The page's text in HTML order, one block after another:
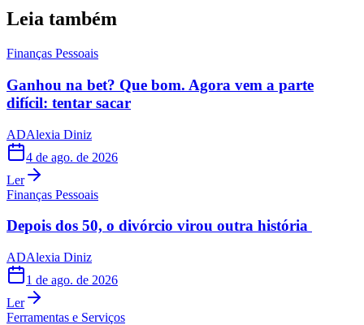
Leia também
Finanças Pessoais
Ganhou na bet? Que bom. Agora vem a parte
difícil: tentar sacar
ADAlexia Diniz
4 de ago. de 2026
Ler
Finanças Pessoais
Depois dos 50, o divórcio virou outra história
ADAlexia Diniz
1 de ago. de 2026
Ler
Ferramentas e Serviços